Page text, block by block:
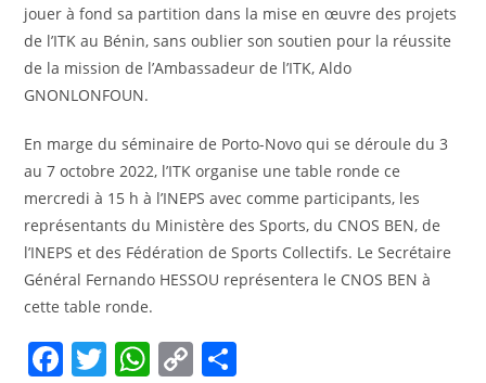
jouer à fond sa partition dans la mise en œuvre des projets
de l’ITK au Bénin, sans oublier son soutien pour la réussite
de la mission de l’Ambassadeur de l’ITK, Aldo
GNONLONFOUN.
En marge du séminaire de Porto-Novo qui se déroule du 3
au 7 octobre 2022, l’ITK organise une table ronde ce
mercredi à 15 h à l’INEPS avec comme participants, les
représentants du Ministère des Sports, du CNOS BEN, de
l’INEPS et des Fédération de Sports Collectifs. Le Secrétaire
Général Fernando HESSOU représentera le CNOS BEN à
cette table ronde.
F T W C